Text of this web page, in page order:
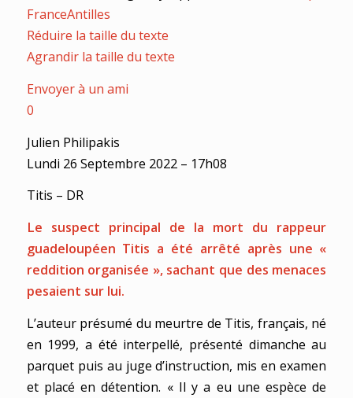
FranceAntilles
Réduire la taille du texte
Agrandir la taille du texte
Envoyer à un ami
0
Julien Philipakis
Lundi 26 Septembre 2022 – 17h08
Titis – DR
Le suspect principal de la mort du rappeur
guadeloupéen Titis a été arrêté après une «
reddition organisée », sachant que des menaces
pesaient sur lui.
L’auteur présumé du meurtre de Titis, français, né
en 1999, a été interpellé, présenté dimanche au
parquet puis au juge d’instruction, mis en examen
et placé en détention. « Il y a eu une espèce de